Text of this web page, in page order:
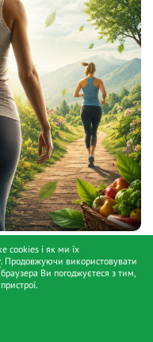
сучасної
cookies і як ми їх
. Продовжуючи використовувати
Ви погоджуєтеся з тим,